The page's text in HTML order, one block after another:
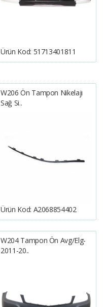
Ürün Kod: 51713401811
W206 Ön Tampon Nikelajı
Sağ Si..
Ürün Kod: A2068854402
W204 Tampon Ön Avg/elg-
2011-20..